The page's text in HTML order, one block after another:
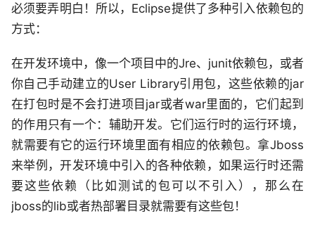
必须要弄明白！所以，Eclipse提供了多种引入依赖包的
方式：
在开发环境中，像一个项目中的Jre、junit依赖包，或者
你自己手动建立的User Library引用包，这些依赖的jar
在打包时是不会打进项目jar或者war里面的，它们起到
的作用只有一个：辅助开发。它们运行时的运行环境，
就需要有它的运行环境里面有相应的依赖包。拿Jboss
来举例，开发环境中引入的各种依赖，如果运行时还需
要这些依赖（比如测试的包可以不引入），那么在
jboss的lib或者热部署目录就需要有这些包！